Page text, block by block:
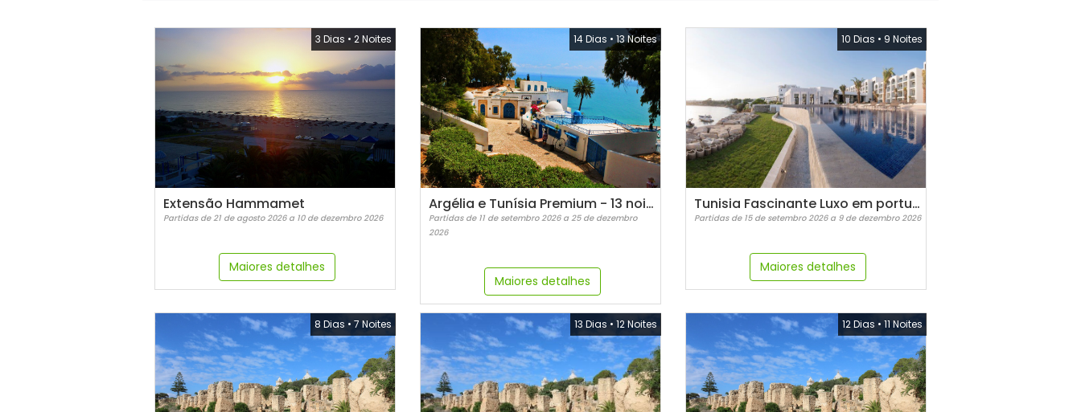
3 Dias • 2 Noites
Extensão Hammamet
Partidas de 21 de agosto 2026 a 10 de dezembro 2026
Maiores detalhes
14 Dias • 13 Noites
Argélia e Tunísia Premium - 13 noites
Partidas de 11 de setembro 2026 a 25 de dezembro
2026
Maiores detalhes
10 Dias • 9 Noites
Tunisia Fascinante Luxo em português
Partidas de 15 de setembro 2026 a 9 de dezembro 2026
Maiores detalhes
8 Dias • 7 Noites 13 Dias • 12 Noites 12 Dias • 11 Noites